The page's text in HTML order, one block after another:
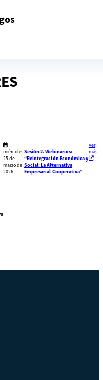
miércoles,
25 de
marzo de
2026
Sesión 2. Webinarios:
“Reintegración Económica y
Social: La Alternativa
Empresarial Cooperativa”
Ver
más